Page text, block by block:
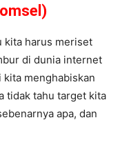
kita harus meriset
di dunia internet
kita menghabiskan
tidak tahu target kita
apa, dan